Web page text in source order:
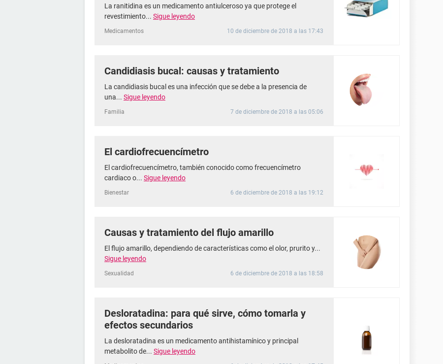
La ranitidina es un medicamento antiulceroso ya que protege el
revestimiento... Sigue leyendo
Medicamentos 10 de diciembre de 2018 a las 17:43
Candidiasis bucal: causas y tratamiento
La candidiasis bucal es una infección que se debe a la presencia de
una... Sigue leyendo
Familia 7 de diciembre de 2018 a las 05:06
El cardiofrecuencímetro
El cardiofrecuencímetro, también conocido como frecuencímetro
cardiaco o... Sigue leyendo
Bienestar 6 de diciembre de 2018 a las 19:12
Causas y tratamiento del flujo amarillo
El flujo amarillo, dependiendo de características como el olor, prurito y...
Sigue leyendo
Sexualidad 6 de diciembre de 2018 a las 18:58
Desloratadina: para qué sirve, cómo tomarla y
efectos secundarios
La desloratadina es un medicamento antihistamínico y principal
metabolito de... Sigue leyendo